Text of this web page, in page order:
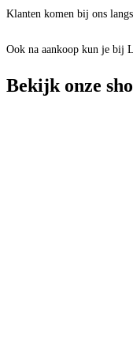
Klanten komen bij ons
Ook na aankoop kun je bij
Bekijk onze